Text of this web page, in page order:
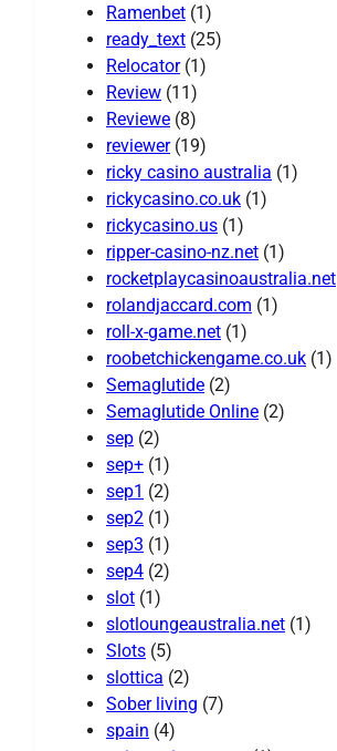
Ramenbet (1)
ready_text (25)
Relocator(1)
Review (11)
Reviewe (8)
reviewer(19)
ricky casino australia (1)
rickycasino.co.uk (1)
rickycasino.us (1)
ripper-casino-nz.net (1)
rocketplaycasinoaustralia.net
rolandjaccard.com (1)
roll-x-game.net (1)
roobetchickengame.co.uk (1)
Semaglutide (2)
Semaglutide Online (2)
sep (2)
sep+ (1)
sep1 (2)
sep2 (1)
sep3 (1)
sep4 (2)
slot (1)
slotloungeaustralia.net (1)
Slots (5)
slottica (2)
Sober living (7)
spain (4)